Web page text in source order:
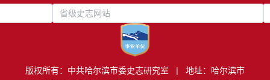
省级史志网站
版权所有：中共哈尔滨市委史志研究室 | 地址：哈尔滨市